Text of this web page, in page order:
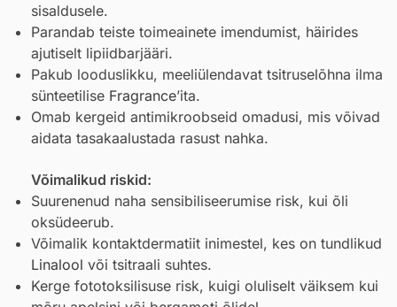
sisaldusele.
Parandab teiste toimeainete imendumist, häirides
ajutiselt lipiidbarjääri.
Pakub looduslikku, meeliülendavat tsitruselõhna ilma
sünteetilise Fragrance’ita.
Omab kergeid antimikroobseid omadusi, mis võivad
aidata tasakaalustada rasust nahka.
Võimalikud riskid:
Suurenenud naha sensibiliseerumise risk, kui õli
oksüdeerub.
Võimalik kontaktdermatiit inimestel, kes on tundlikud
Linalool või tsitraali suhtes.
Kerge fototoksilisuse risk, kuigi oluliselt väiksem kui